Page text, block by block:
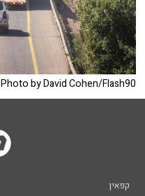
Photo by David Cohen/Flash90
קפאין